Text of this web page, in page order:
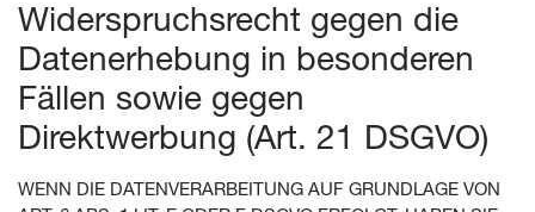
Widerspruchsrecht gegen die
Datenerhebung in besonderen
Fällen sowie gegen
Direktwerbung (Art. 21 DSGVO)
WENN DIE DATENVERARBEITUNG AUF GRUNDLAGE VON